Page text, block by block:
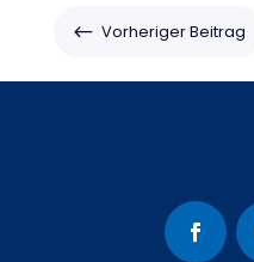
# Vorheriger Beitrag